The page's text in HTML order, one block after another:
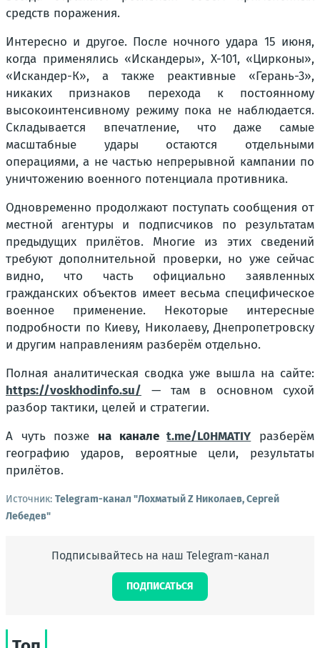
средств поражения.
Интересно и другое. После ночного удара 15 июня,
когда применялись «Искандеры», Х-101, «Цирконы»,
«Искандер-К», а также реактивные «Герань-3»,
никаких признаков перехода к постоянному
высокоинтенсивному режиму пока не наблюдается.
Складывается впечатление, что даже самые
масштабные удары остаются отдельными
операциями, а не частью непрерывной кампании по
уничтожению военного потенциала противника.
Одновременно продолжают поступать сообщения от
местной агентуры и подписчиков по результатам
предыдущих прилётов. Многие из этих сведений
требуют дополнительной проверки, но уже сейчас
видно, что часть официально заявленных
гражданских объектов имеет весьма специфическое
военное применение. Некоторые интересные
подробности по Киеву, Николаеву, Днепропетровску
и другим направлениям разберём отдельно.
Полная аналитическая сводка уже вышла на сайте:
https://voskhodinfo.su/ — там в основном сухой
разбор тактики, целей и стратегии.
А чуть позже на каналеt.me/L0HMATIY разберём
географию ударов, вероятные цели, результаты
прилётов.
Источник: Telegram-канал "Лохматый Z Николаев, Сергей
Лебедев"
Подписывайтесь на наш Telegram-канал
ПОДПИСАТЬСЯ